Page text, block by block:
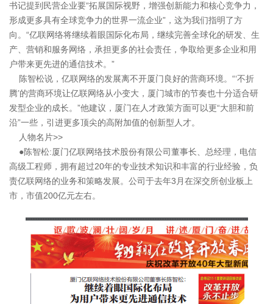
书记提到民营企业要“拓展国际视野，增强创新能力和核心竞争力，
形成更多具有全球竞争力的世界一流企业”，这为我们指明了方
向。“亿联网络将继续着眼国际化布局，继续完善全球化的研发、生
产、营销和服务网络，承担更多的社会责任，争取给更多企业和用
户带来更先进的通信技术。”
陈智松说，亿联网络的发展离不开厦门良好的营商环境。“‘不折
腾’的营商环境让亿联网络从小变大，厦门城市的节奏也十分适合研
发型企业的成长。”他建议，厦门在人才政策方面可以更“大胆和前
沿”一些，引进更多顶尖的高附加值的创新型人才。
人物名片>>
●陈智松:厦门亿联网络技术股份有限公司董事长、总经理，电信
高级工程师，拥有超过20年的专业技术知识和丰富的行业经验，负
责亿联网络的业务和策略发展。公司于去年3月在深交所创业板上
市，市值200亿元左右。